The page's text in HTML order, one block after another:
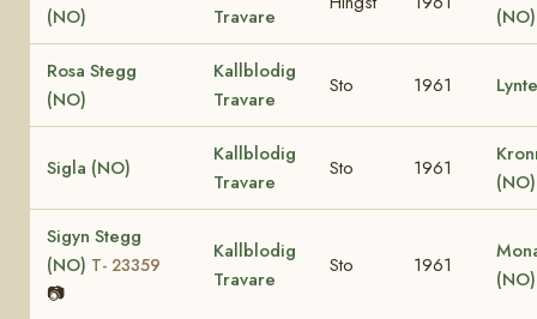
(NO)
Travare
(NO)
Rosa Stegg
(NO)
Kallblodig
Travare
Sto 1961
Sigla (NO)
Kallblodig
Travare
Sto 1961
Sigyn Stegg
(NO) T- 23359
📷
Kallblodig
Travare
Sto 1961